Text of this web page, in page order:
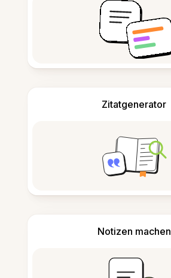
Zitatgenerator
Notizen machen